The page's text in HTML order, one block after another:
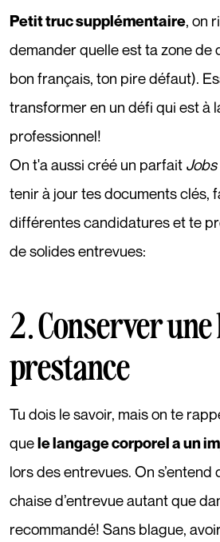
Petit truc supplémentaire, on
demander quelle est ta zone de
bon français, ton pire défaut).
transformer en un défi qui est à
professionnel!
On t'a aussi créé un parfait
tenir à jour tes documents clés,
différentes candidatures et te
de solides entrevues:
2. Conserver
prestance
Tu dois le savoir, mais on te
quele langage corporel a un
lors des entrevues. On s’entend
chaise d’entrevue autant que
recommandé! Sans blague,